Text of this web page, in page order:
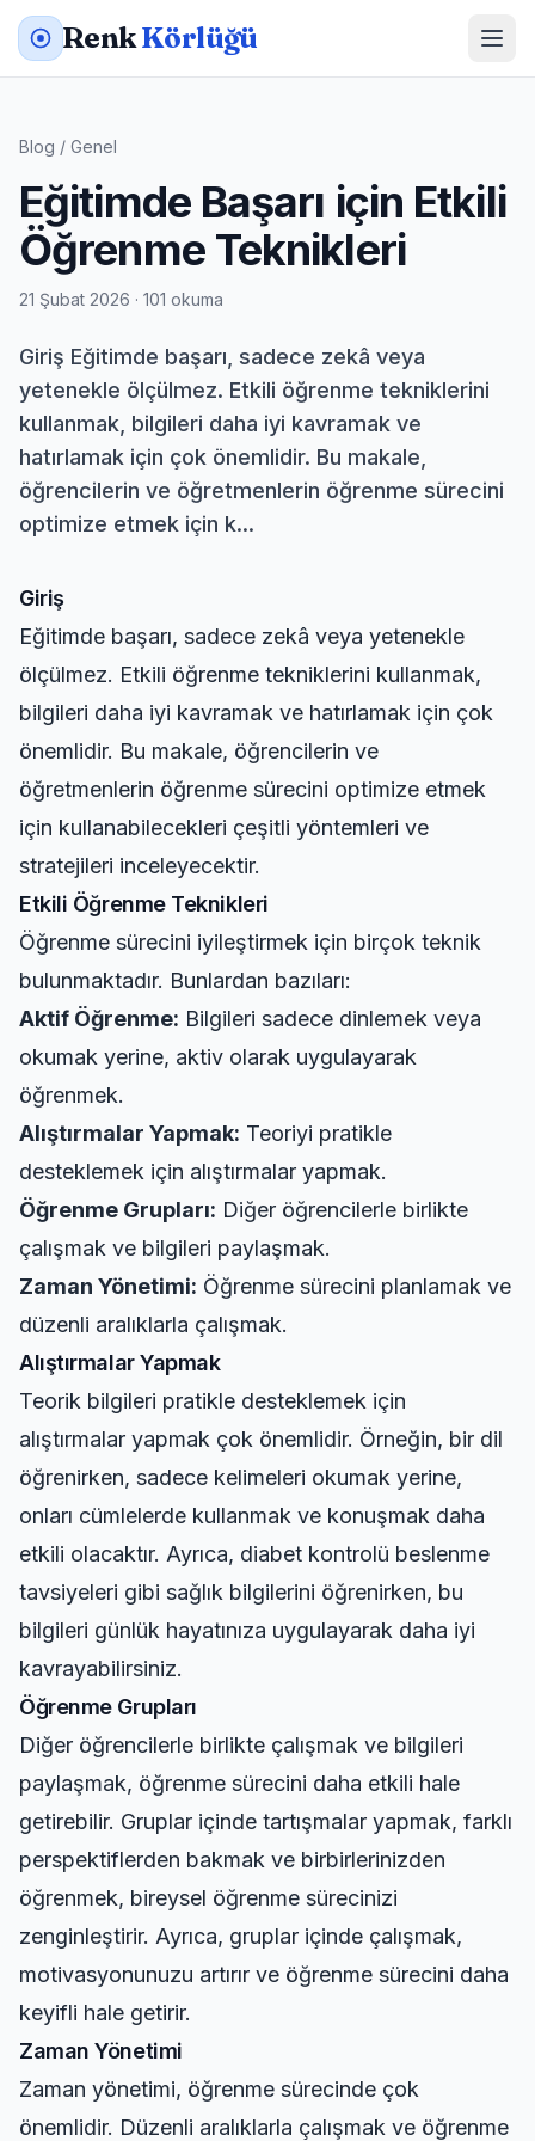
RenkKörlüğü
Blog / Genel
Eğitimde Başarı için Etkili
Öğrenme Teknikleri
21 Şubat 2026 · 101 okuma
Giriş Eğitimde başarı, sadece zekâ veya
yetenekle ölçülmez. Etkili öğrenme tekniklerini
kullanmak, bilgileri daha iyi kavramak ve
hatırlamak için çok önemlidir. Bu makale,
öğrencilerin ve öğretmenlerin öğrenme sürecini
optimize etmek için k...
Giriş
Eğitimde başarı, sadece zekâ veya yetenekle
ölçülmez. Etkili öğrenme tekniklerini kullanmak,
bilgileri daha iyi kavramak ve hatırlamak için çok
önemlidir. Bu makale, öğrencilerin ve
öğretmenlerin öğrenme sürecini optimize etmek
için kullanabilecekleri çeşitli yöntemleri ve
stratejileri inceleyecektir.
Etkili Öğrenme Teknikleri
Öğrenme sürecini iyileştirmek için birçok teknik
bulunmaktadır. Bunlardan bazıları:
Aktif Öğrenme: Bilgileri sadece dinlemek veya
okumak yerine, aktiv olarak uygulayarak
öğrenmek.
Alıştırmalar Yapmak: Teoriyi pratikle
desteklemek için alıştırmalar yapmak.
Öğrenme Grupları: Diğer öğrencilerle birlikte
çalışmak ve bilgileri paylaşmak.
Zaman Yönetimi: Öğrenme sürecini planlamak ve
düzenli aralıklarla çalışmak.
Alıştırmalar Yapmak
Teorik bilgileri pratikle desteklemek için
alıştırmalar yapmak çok önemlidir. Örneğin, bir dil
öğrenirken, sadece kelimeleri okumak yerine,
onları cümlelerde kullanmak ve konuşmak daha
etkili olacaktır. Ayrıca, diabet kontrolü beslenme
tavsiyeleri gibi sağlık bilgilerini öğrenirken, bu
bilgileri günlük hayatınıza uygulayarak daha iyi
kavrayabilirsiniz.
Öğrenme Grupları
Diğer öğrencilerle birlikte çalışmak ve bilgileri
paylaşmak, öğrenme sürecini daha etkili hale
getirebilir. Gruplar içinde tartışmalar yapmak, farklı
perspektiflerden bakmak ve birbirlerinizden
öğrenmek, bireysel öğrenme sürecinizi
zenginleştirir. Ayrıca, gruplar içinde çalışmak,
motivasyonunuzu artırır ve öğrenme sürecini daha
keyifli hale getirir.
Zaman Yönetimi
Zaman yönetimi, öğrenme sürecinde çok
önemlidir. Düzenli aralıklarla çalışmak ve öğrenme